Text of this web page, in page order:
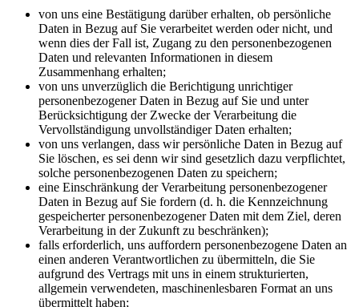
von uns eine Bestätigung darüber erhalten, ob persönliche
Daten in Bezug auf Sie verarbeitet werden oder nicht, und
wenn dies der Fall ist, Zugang zu den personenbezogenen
Daten und relevanten Informationen in diesem
Zusammenhang erhalten;
von uns unverzüglich die Berichtigung unrichtiger
personenbezogener Daten in Bezug auf Sie und unter
Berücksichtigung der Zwecke der Verarbeitung die
Vervollständigung unvollständiger Daten erhalten;
von uns verlangen, dass wir persönliche Daten in Bezug auf
Sie löschen, es sei denn wir sind gesetzlich dazu verpflichtet,
solche personenbezogenen Daten zu speichern;
eine Einschränkung der Verarbeitung personenbezogener
Daten in Bezug auf Sie fordern (d. h. die Kennzeichnung
gespeicherter personenbezogener Daten mit dem Ziel, deren
Verarbeitung in der Zukunft zu beschränken);
falls erforderlich, uns auffordern personenbezogene Daten an
einen anderen Verantwortlichen zu übermitteln, die Sie
aufgrund des Vertrags mit uns in einem strukturierten,
allgemein verwendeten, maschinenlesbaren Format an uns
übermittelt haben;